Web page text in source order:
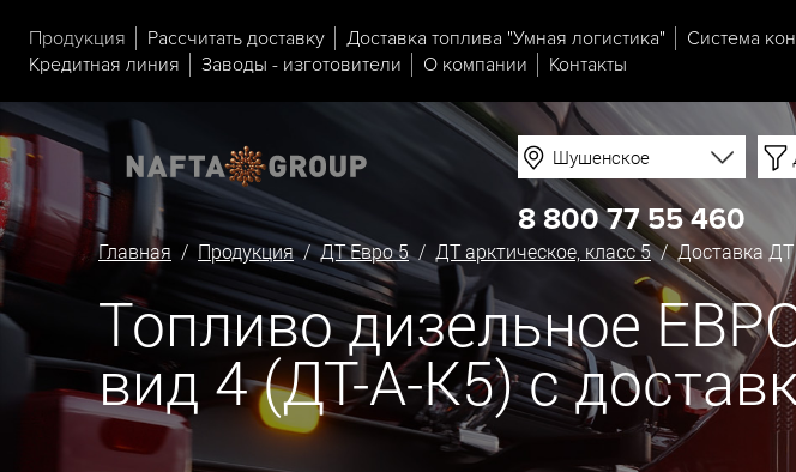
Продукция Рассчитать доставку Доставка топлива "Умная логистика" Система
Кредитная линия
Заводы - изготовители О компании Контакты
Шушенское
8 800 77 55 460
Главная / Продукция/ДТ Евро 5/ ДТ арктическое, класс 5/ Доставка ДТ
Топливо дизельное
вид 4 (ДТ-А-К5) с